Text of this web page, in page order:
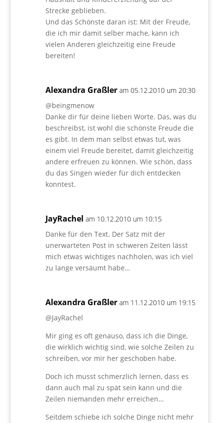
Strecke geblieben.
Und das Schönste daran ist: Mit der Freude,
die ich mir damit selber mache, kann ich
vielen Anderen gleichzeitig eine Freude
bereiten!
Alexandra Graßler am 05.12.2010 um 20:30
@beingmenow
Danke dir für deine lieben Worte. Das, was du
beschreibst, ist wohl die schönste Freude die
es gibt. In dem man selbst etwas tut, was
einem viel Freude bereitet, damit gleichzeitig
andere erfreuen zu können. Wie schön, dass
du das Singen wieder für dich entdecken
konntest.
JayRachel am 10.12.2010 um 10:15
Danke für den Text. Der Satz mit der
unerwarteten Post in schweren Zeiten lässt
mich etwas wichtiges nachholen, was ich viel
zu lange versäumt habe…
Alexandra Graßler am 11.12.2010 um 19:15
@JayRachel
Mir ging es oft genauso, dass ich die Dinge,
die wirklich wichtig sind, wie solche Zeilen zu
schreiben, vor mir her geschoben habe.
Doch ich musst schmerzlich lernen, dass es
dann auch mal zu spät sein kann und die
Zeilen niemanden mehr erreichen…
Seitdem schiebe ich solche Dinge nicht mehr